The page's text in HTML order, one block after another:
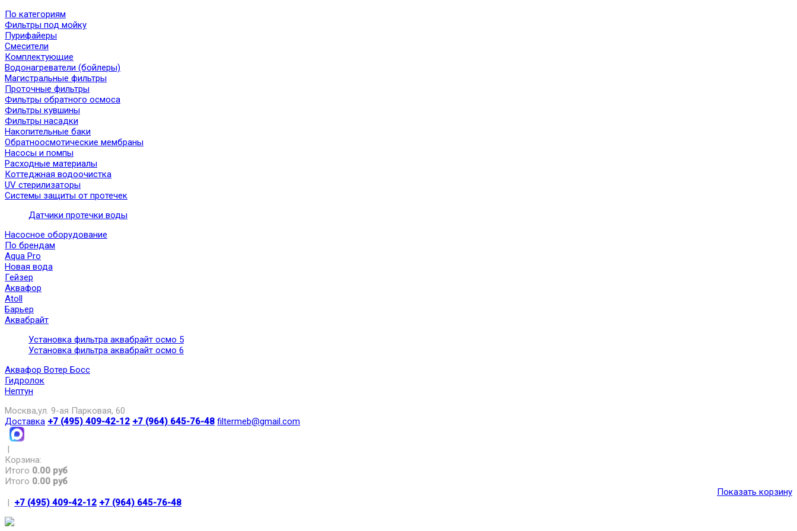
По категориям
Фильтры под мойку
Пурифайеры
Смесители
Комплектующие
Водонагреватели (бойлеры)
Магистральные фильтры
Проточные фильтры
Фильтры обратного осмоса
Фильтры кувшины
Фильтры насадки
Накопительные баки
Обратноосмотические мембраны
Насосы и помпы
Расходные материалы
Коттеджная водоочистка
UV стерилизаторы
Системы защиты от протечек
Датчики протечки воды
Насосное оборудование
По брендам
Aqua Pro
Новая вода
Гейзер
Аквафор
Atoll
Барьер
Аквабрайт
Установка фильтра аквабрайт осмо 5
Установка фильтра аквабрайт осмо 6
Аквафор Вотер Босс
Гидролок
Нептун
Москва,ул. 9-ая Парковая, 60
Доставка +7 (495) 409-42-12 +7 (964) 645-76-48 filtermeb@gmail.com
|
Корзина:
Итого 0.00 руб
Итого 0.00 руб
Показать корзину
| +7 (495) 409-42-12 +7 (964) 645-76-48